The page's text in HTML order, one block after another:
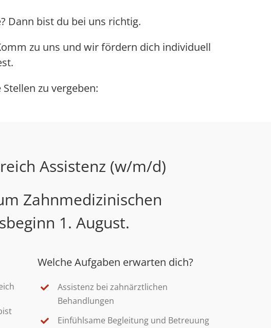
Dann bist du bei uns richtig.
zu uns und wir fördern dich individuell
zu vergeben:
Assistenz (w/m/d)
Zahnmedizinischen
1. August.
Welche Aufgaben erwarten dich?
Assistenz bei zahnärztlichen
Behandlungen
Einfühlsame Begleitung und Betreuung